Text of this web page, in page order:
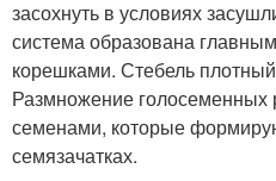
засохнуть в условиях
система образована
корешками. Стебель
Размножение голосеменных
семенами, которые
семязачатках.